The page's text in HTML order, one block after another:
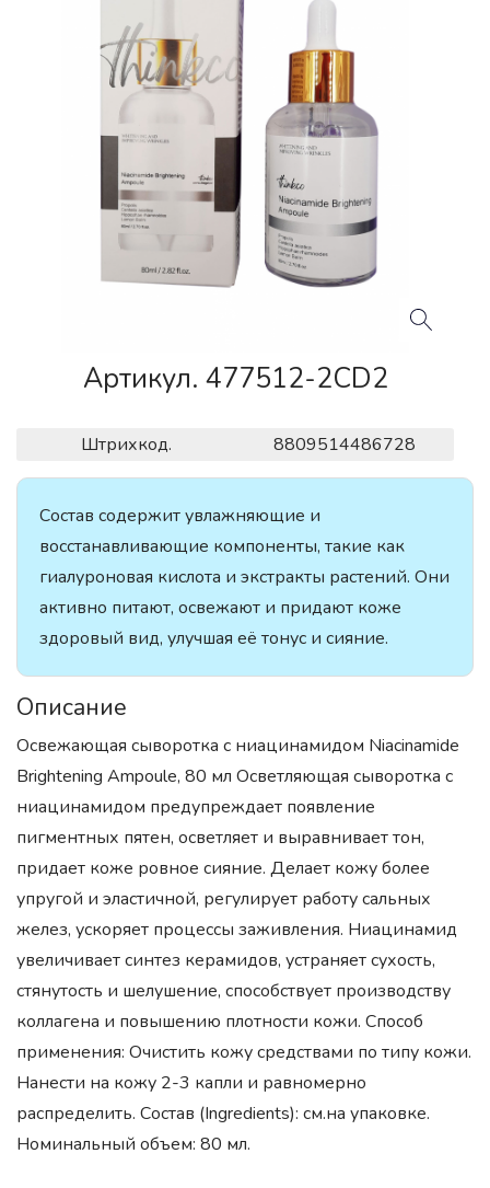
Артикул. 477512-2CD2
Штрихкод. 8809514486728
Состав содержит увлажняющие и
восстанавливающие компоненты, такие как
гиалуроновая кислота и экстракты растений. Они
активно питают, освежают и придают коже
здоровый вид, улучшая её тонус и сияние.
Описание
Освежающая сыворотка с ниацинамидом Niacinamide
Brightening Ampoule, 80 мл Осветляющая сыворотка с
ниацинамидом предупреждает появление
пигментных пятен, осветляет и выравнивает тон,
придает коже ровное сияние. Делает кожу более
упругой и эластичной, регулирует работу сальных
желез, ускоряет процессы заживления. Ниацинамид
увеличивает синтез керамидов, устраняет сухость,
стянутость и шелушение, способствует производству
коллагена и повышению плотности кожи. Способ
применения: Очистить кожу средствами по типу кожи.
Нанести на кожу 2-3 капли и равномерно
распределить. Состав (Ingredients): см.на упаковке.
Номинальный объем: 80 мл.